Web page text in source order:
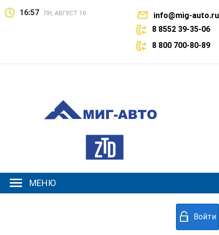
16:57 ПН, АВГУСТ 10
info@mig-auto.ru
8 8552 39-35-06
8 800 700-80-89
МЕНЮ
Войти